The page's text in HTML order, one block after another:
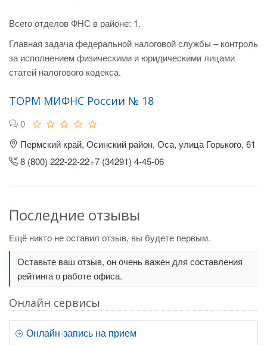
Всего отделов ФНС в районе: 1.
Главная задача федеральной налоговой службы – контроль
за исполнением физическими и юридическими лицами
статей налогового кодекса.
ТОРМ МИФНС России № 18
0
Пермский край, Осинский район, Оса, улица Горького, 61
8 (800) 222-22-22+7 (34291) 4-45-06
Последние отзывы
Ещё никто не оставил отзыв, вы будете первым.
Оставьте ваш отзыв, он очень важен для составления
рейтинга о работе офиса.
Онлайн сервисы
Онлайн-запись на прием